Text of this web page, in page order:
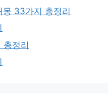
몽 33가지 총정리
총정리